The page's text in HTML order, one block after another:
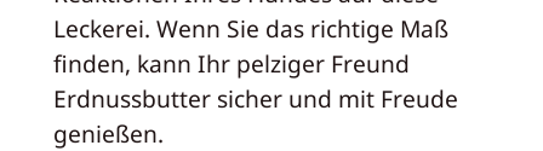
Leckerei. Wenn Sie das richtige Maß
finden, kann Ihr pelziger Freund
Erdnussbutter sicher und mit Freude
genießen.